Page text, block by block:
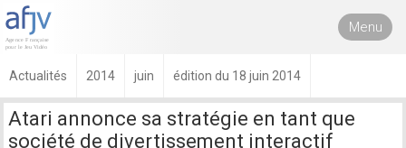
Menu
Actualités 2014 juin édition du 18 juin 2014
Atari annonce sa stratégie en tant que
société de divertissement interactif